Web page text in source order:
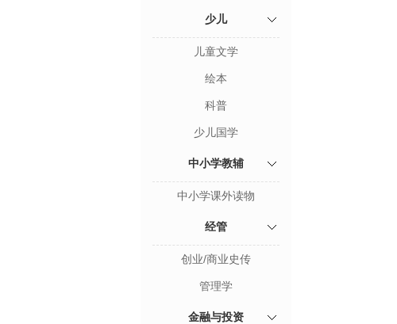
少儿
儿童文学
绘本
科普
少儿国学
中小学教辅
中小学课外读物
经管
创业/商业史传
管理学
金融与投资